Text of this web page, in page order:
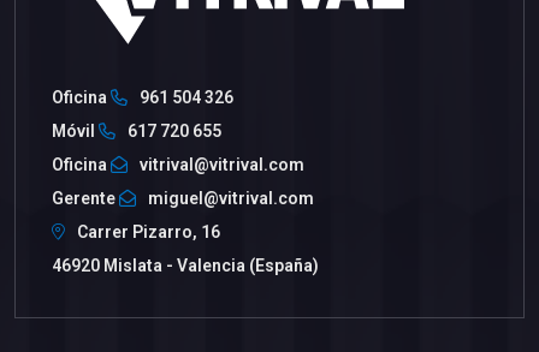
Oficina
961 504 326
Móvil
617 720 655
Oficina
vitrival@vitrival.com
Gerente
miguel@vitrival.com
Carrer Pizarro, 16
46920 Mislata - Valencia (España)